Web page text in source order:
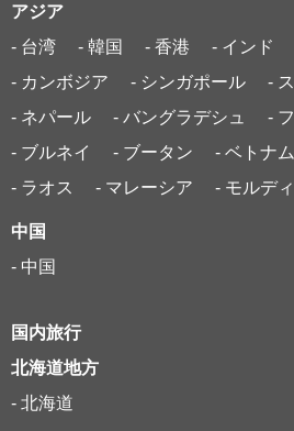
アジア
- 台湾
- 韓国 - 香港 - インド
- カンボジア
- シンガポール -
- ネパール
- バングラデシュ
-
- ブルネイ
- ブータン - ベトナム
- ラオス
- マレーシア - モルデ
中国
- 中国
国内旅行
北海道地方
- 北海道